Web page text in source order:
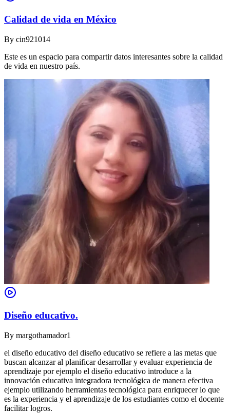
Calidad de vida en México
By cin921014
Este es un espacio para compartir datos interesantes sobre la calidad
de vida en nuestro país.
Diseño educativo.
By margothamador1
el diseño educativo del diseño educativo se refiere a las metas que
buscan alcanzar al planificar desarrollar y evaluar experiencia de
aprendizaje por ejemplo el diseño educativo introduce a la
innovación educativa integradora tecnológica de manera efectiva
ejemplo utilizando herramientas tecnológica para enriquecer lo que
es la experiencia y el aprendizaje de los estudiantes como el docente
facilitar logros.